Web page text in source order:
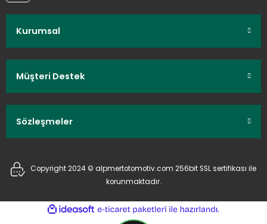
Kurumsal
Müşteri Destek
Sözleşmeler
Copyright 2024 © alpmertotomotiv.com 256bit SSL sertifikası ile
korunmaktadır.
ideasoft
e-